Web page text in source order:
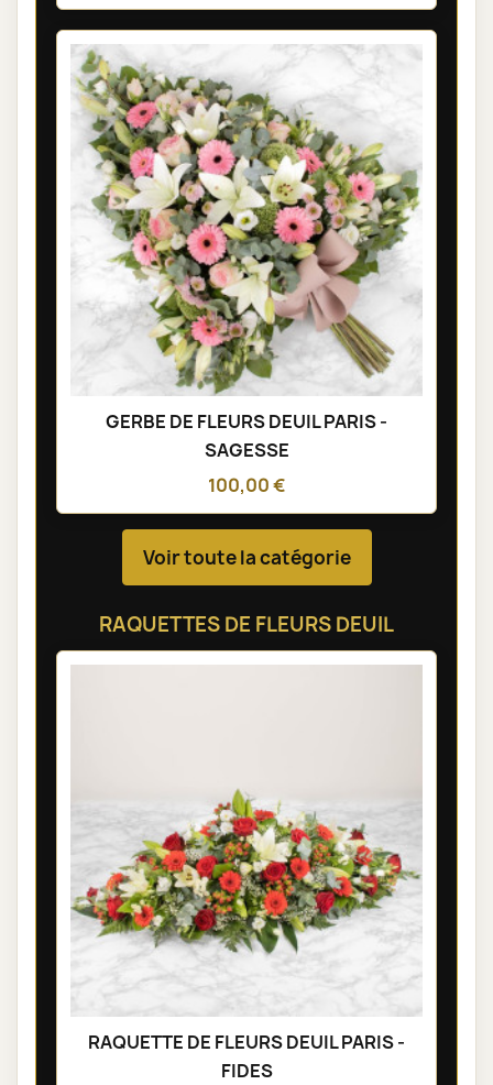
GERBE DE FLEURS DEUIL PARIS -
SAGESSE
100,00 €
Voir toute la catégorie
RAQUETTES DE FLEURS DEUIL
RAQUETTE DE FLEURS DEUIL PARIS -
FIDES